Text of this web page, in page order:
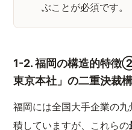
ぶことが必須です。
1-2. 福岡の構造的特徴
東京本社」の二重決裁
福岡には全国大手企業の
積していますが、これらの